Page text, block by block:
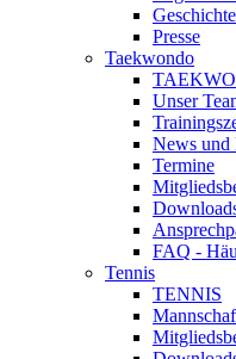
Geschichte
Presse
Taekwondo
Unser
News und
Termine
FAQ -
Tennis
TENNIS